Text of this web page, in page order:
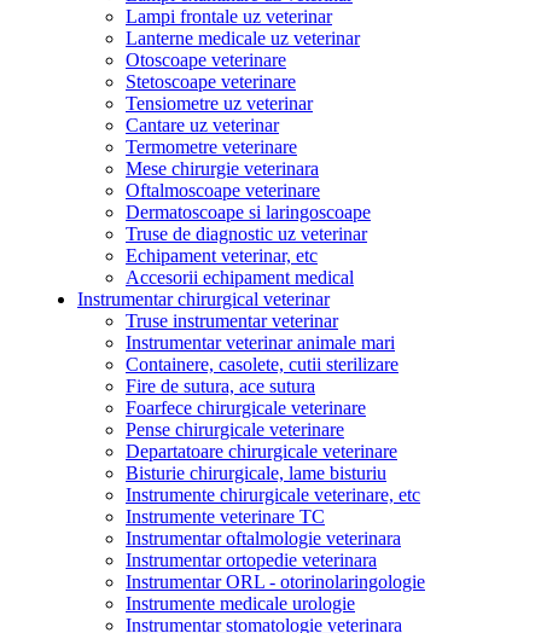
Lampi frontale uz veterinar
Lanterne medicale uz veterinar
Otoscoape veterinare
Stetoscoape veterinare
Tensiometre uz veterinar
Cantare uz veterinar
Termometre veterinare
Mese chirurgie veterinara
Oftalmoscoape veterinare
Dermatoscoape si laringoscoape
Truse de diagnostic uz veterinar
Echipament veterinar, etc
Accesorii echipament medical
Instrumentar chirurgical veterinar
Truse instrumentar veterinar
Instrumentar veterinar animale mari
Containere, casolete, cutii sterilizare
Fire de sutura, ace sutura
Foarfece chirurgicale veterinare
Pense chirurgicale veterinare
Departatoare chirurgicale veterinare
Bisturie chirurgicale, lame bisturiu
Instrumente chirurgicale veterinare, etc
Instrumente veterinare TC
Instrumentar oftalmologie veterinara
Instrumentar ortopedie veterinara
Instrumentar ORL - otorinolaringologie
Instrumente medicale urologie
Instrumentar stomatologie veterinara